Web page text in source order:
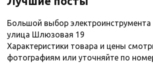
Большой выбор электроинструмента
улица Шлюзовая 19
Характеристики товара и цены
фотографиям или уточняйте по